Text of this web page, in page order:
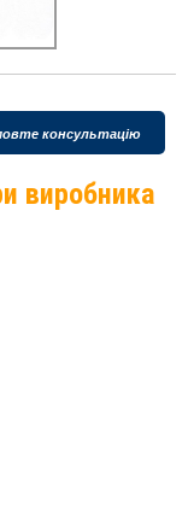
консультацію
виробника